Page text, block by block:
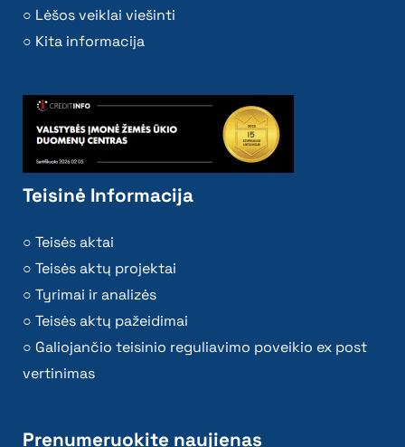
Lėšos veiklai viešinti
Kita informacija
Teisinė Informacija
Teisės aktai
Teisės aktų projektai
Tyrimai ir analizės
Teisės aktų pažeidimai
Galiojančio teisinio reguliavimo poveikio ex post
vertinimas
Prenumeruokite naujienas